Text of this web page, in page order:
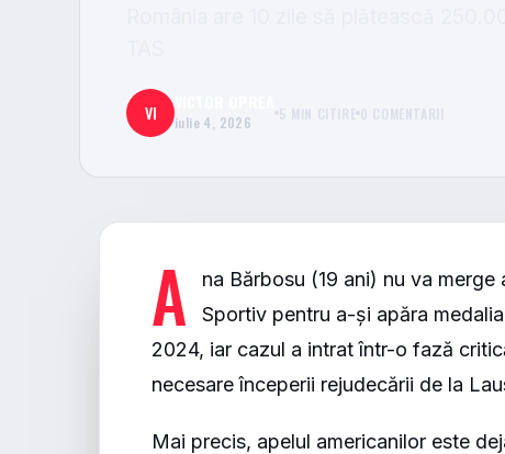
VI iulie 4, 2026 5 MIN CITIRE 0 COMENTARII
A
na Bărbosu (19 ani) nu va
Sportiv pentru a-și apăra
2024, iar cazul a intrat într-o fază
necesare începerii rejudecării de la
Mai precis, apelul americanilor este